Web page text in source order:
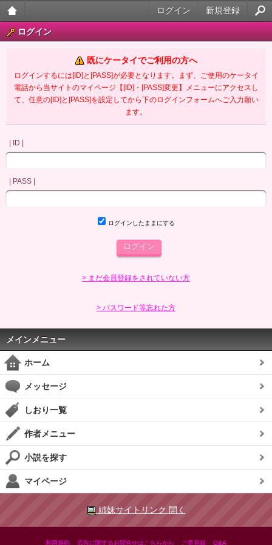
大人
ータ
イ官
新規登録
ログイン
ログイン
既にケータイでご利用の方へ
ログインするには[ID]と[PASS]が必要となります。まず、ご使用のケータイ
電話から当サイトのマイページ【[ID]・[PASS]変更】メニューにアクセスし
て、任意の[ID]と[PASS]を設定してから下のログインフォームへご入力願い
ます。
| ID |
| PASS |
ログインしたままにする
> まだ会員登録をされていない方
> パスワード等忘れた方
メインメニュー
ホーム
メッセージ
しおり一覧
作者メニュー
小説を探す
マイページ
姉妹サイトリンク 開く
利用規約 広告に関するお問合せはこちらから ご意見箱 Q&A